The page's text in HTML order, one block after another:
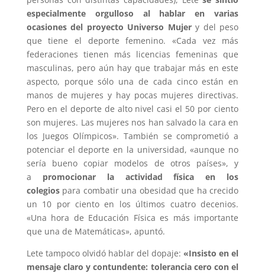
especialmente orgulloso al hablar en varias
ocasiones del proyecto Universo Mujery del peso
que tiene el deporte femenino. «Cada vez más
federaciones tienen más licencias femeninas que
masculinas, pero aún hay que trabajar más en este
aspecto, porque sólo una de cada cinco están en
manos de mujeres y hay pocas mujeres directivas.
Pero en el deporte de alto nivel casi el 50 por ciento
son mujeres. Las mujeres nos han salvado la cara en
los Juegos Olímpicos». También se comprometió a
potenciar el deporte en la universidad, «aunque no
sería bueno copiar modelos de otros países», y
a promocionar la actividad física en los
colegios para combatir una obesidad que ha crecido
un 10 por ciento en los últimos cuatro decenios.
«Una hora de Educación Física es más importante
que una de Matemáticas», apuntó.
Lete tampoco olvidó hablar del dopaje: «Insisto en el
mensaje claro y contundente: tolerancia cero con el